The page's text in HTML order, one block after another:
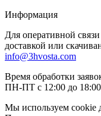
Информация
Для оперативной
доставкой или
info@3hvosta.com
Время обработки
ПН-ПТ с 12:00 до
Мы используем cookie